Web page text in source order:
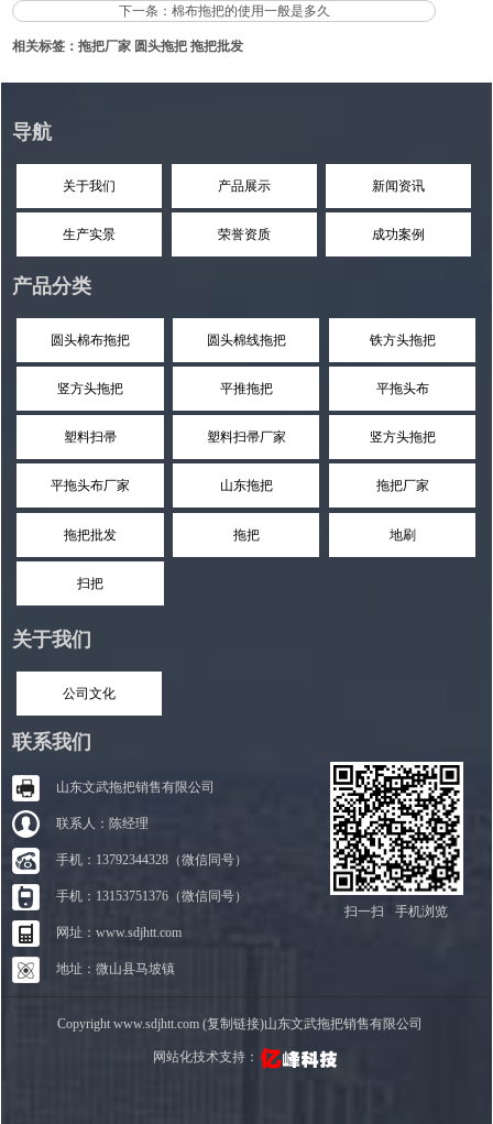
下一条： 棉布拖把的使用一般是多久
相关标签： 拖把厂家 圆头拖把 拖把批发
导航
关于我们 产品展示 新闻资讯
生产实景 荣誉资质 成功案例
产品分类
圆头棉布拖把 圆头棉线拖把 铁方头拖把
竖方头拖把 平推拖把 平拖头布
塑料扫帚 塑料扫帚厂家 竖方头拖把
平拖头布厂家 山东拖把 拖把厂家
拖把批发 拖把 地刷
扫把
关于我们
公司文化
联系我们
山东文武拖把销售有限公司
联系人：陈经理
手机：13792344328（微信同号）
手机：13153751376（微信同号）
网址：www.sdjhtt.com
地址：微山县马坡镇
扫一扫 手机浏览
Copyright www.sdjhtt.com (复制链接)山东文武拖把销售有限公司
网站化技术支持：